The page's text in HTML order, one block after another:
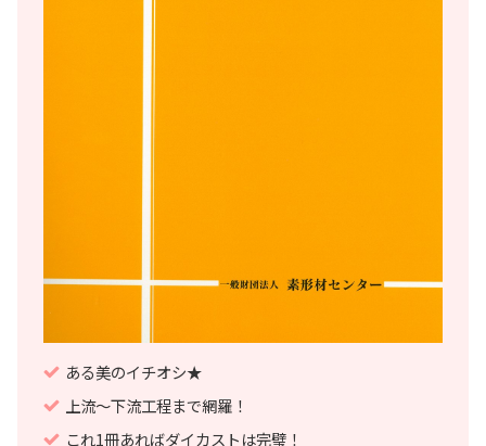
ある美のイチオシ★
上流～下流工程まで網羅！
これ1冊あればダイカストは完璧！